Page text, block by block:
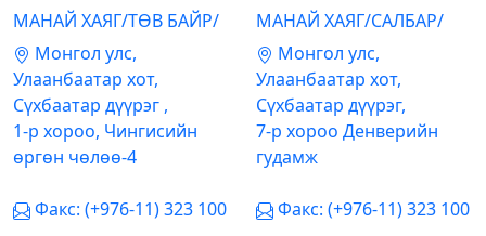
МАНАЙ ХАЯГ/ТӨВ БАЙР/
Mонгол улс,
Улаанбаатар хот,
Сүхбаатар дүүрэг ,
1-р хороо, Чингисийн
өргөн чөлөө-4
Факс: (+976-11) 323 100
МАНАЙ ХАЯГ/САЛБАР/
Mонгол улс,
Улаанбаатар хот,
Сүхбаатар дүүрэг,
7-р хороо Денверийн
гудамж
Факс: (+976-11) 323 100